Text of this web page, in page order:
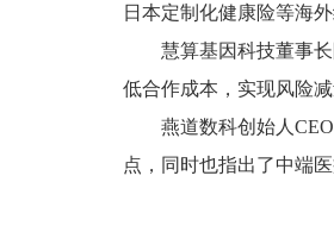
日本定制化健康险等海外
慧算基因科技董事
低合作成本，实现风险
燕道数科创始人
点，同时也指出了中端